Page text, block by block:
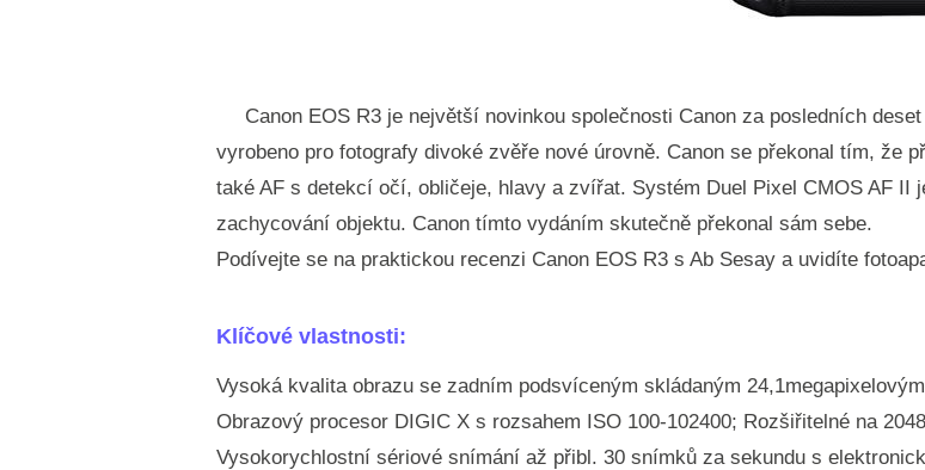
Canon EOS R3 je největší novinkou společnosti Canon za posledních
vyrobeno pro fotografy divoké zvěře nové úrovně. Canon se překonal tím, že
také AF s detekcí očí, obličeje, hlavy a zvířat. Systém Duel Pixel CMOS AF
zachycování objektu. Canon tímto vydáním skutečně překonal sám sebe.
Podívejte se na praktickou recenzi Canon EOS R3 s Ab Sesay a uvidíte
Klíčové vlastnosti:
Vysoká kvalita obrazu se zadním podsvíceným skládaným
Obrazový procesor DIGIC X s rozsahem ISO 100-102400; Rozšiřitelné na
Vysokorychlostní sériové snímání až přibl. 30 snímků za sekundu s